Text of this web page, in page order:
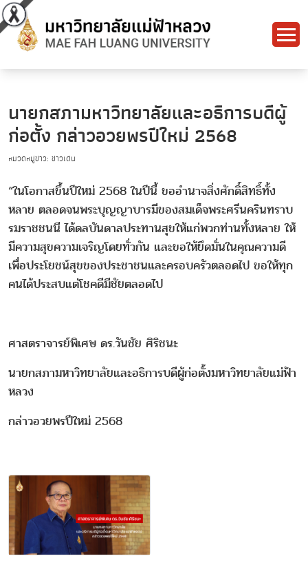
นายกสภามหาวิทยาลัยและอธิการบดีผู้
ก่อตั้ง กล่าวอวยพรปีใหม่ 2568
หมวดหมู่ข่าว: ข่าวเด่น
“ในโอกาสขึ้นปีใหม่ 2568 ในปีนี้ ขออำนาจสิ่งศักดิ์สิทธิ์ทั้ง
หลาย ตลอดจนพระบุญญาบารมีของสมเด็จพระศรีนครินทราบ
รมราชชนนี ได้ดลบันดาลประทานสุขให้แก่พวกท่านทั้งหลาย ให้
มีความสุขความเจริญโดยทั่วกัน และขอให้ยึดมั่นในคุณความดี
เพื่อประโยชน์สุขของประชาชนและครอบครัวตลอดไป ขอให้ทุก
คนได้ประสบแต่โชคดีมีชัยตลอดไป
ศาสตราจารย์พิเศษ ดร.วันชัย ศิริชนะ
นายกสภามหาวิทยาลัยและอธิการบดีผู้ก่อตั้งมหาวิทยาลัยแม่ฟ้า
หลวง
กล่าวอวยพรปีใหม่ 2568